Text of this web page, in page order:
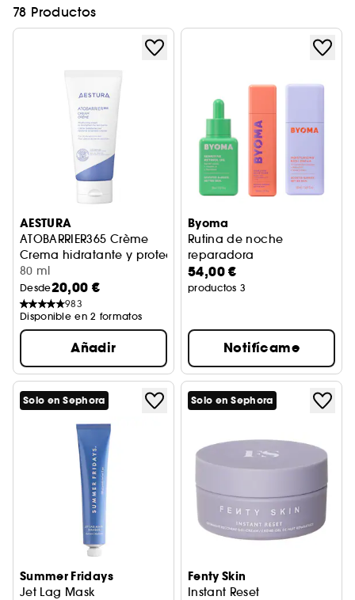
78 Productos
AESTURA
ATOBARRIER365 Crème
Crema hidratante y protectora de la barrera cutánea
80 ml
Desde20,00 €
983
Disponible en 2 formatos
Añadir
Byoma
Rutina de noche
reparadora
54,00 €
productos 3
Notifícame
Solo en Sephora
Summer Fridays
Jet Lag Mask
Solo en Sephora
Fenty Skin
Instant Reset